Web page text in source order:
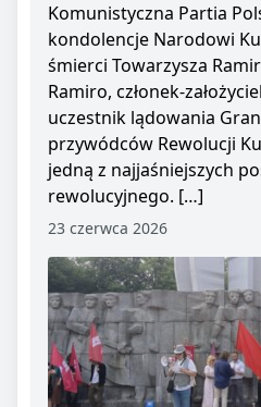
Komunistyczna Partia
kondolencje Narodowi
śmierci Towarzysza
Ramiro, członek-
uczestnik lądowania
przywódców Rewolucji
jedną z najjaśniejszych
rewolucyjnego. […]
23 czerwca 2026